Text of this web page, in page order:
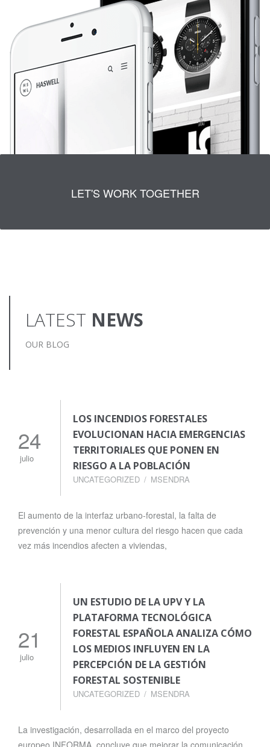
LET'S WORK TOGETHER
LATEST NEWS
OUR BLOG
24
julio
LOS INCENDIOS FORESTALES
EVOLUCIONAN HACIA EMERGENCIAS
TERRITORIALES QUE PONEN EN
RIESGO A LA POBLACIÓN
UNCATEGORIZED MSENDRA
El aumento de la interfaz urbano-forestal, la falta de
prevención y una menor cultura del riesgo hacen que cada
vez más incendios afecten a viviendas,
21
julio
UN ESTUDIO DE LA UPV Y LA
PLATAFORMA TECNOLÓGICA
FORESTAL ESPAÑOLA ANALIZA CÓMO
LOS MEDIOS INFLUYEN EN LA
PERCEPCIÓN DE LA GESTIÓN
FORESTAL SOSTENIBLE
UNCATEGORIZED MSENDRA
La investigación, desarrollada en el marco del proyecto
europeo INFORMA, concluye que mejorar la comunicación